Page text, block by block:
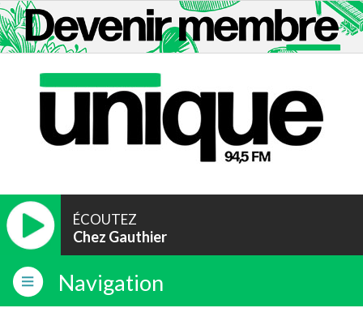
ÉCOUTEZ
Chez Gauthier
Navigation